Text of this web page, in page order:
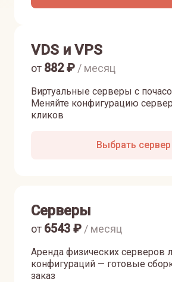
VDS и VPS
Виртуальные серверы с
Меняйте конфигурацию
кликов
от 882₽ / месяц
Выбрать сервер
Серверы
Аренда физических серверов
конфигураций — готовые
заказ
от 6543 ₽ / месяц